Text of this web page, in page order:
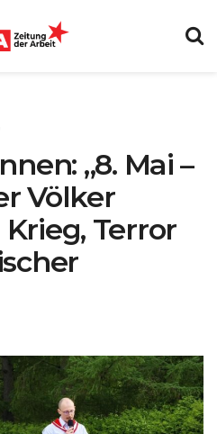
„8. Mai –
Völker
Terror